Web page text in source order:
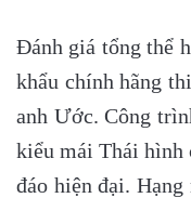
Đánh giá tổng thể
khẩu chính hãng
anh Ước. Công
kiểu mái Thái
đáo hiện đại.